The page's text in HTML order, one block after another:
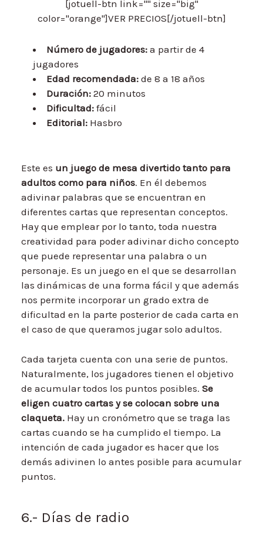
[jotuell-btn link="" size="big"
color="orange"]VER PRECIOS[/jotuell-btn]
Número de jugadores: a partir de 4
jugadores
Edad recomendada: de 8 a 18 años
Duración: 20 minutos
Dificultad: fácil
Editorial: Hasbro
Este es un juego de mesa divertido tanto para
adultos como para niños. En él debemos
adivinar palabras que se encuentran en
diferentes cartas que representan conceptos.
Hay que emplear por lo tanto, toda nuestra
creatividad para poder adivinar dicho concepto
que puede representar una palabra o un
personaje. Es un juego en el que se desarrollan
las dinámicas de una forma fácil y que además
nos permite incorporar un grado extra de
dificultad en la parte posterior de cada carta en
el caso de que queramos jugar solo adultos.
Cada tarjeta cuenta con una serie de puntos.
Naturalmente, los jugadores tienen el objetivo
de acumular todos los puntos posibles. Se
eligen cuatro cartas y se colocan sobre una
claqueta. Hay un cronómetro que se traga las
cartas cuando se ha cumplido el tiempo. La
intención de cada jugador es hacer que los
demás adivinen lo antes posible para acumular
puntos.
6.- Días de radio